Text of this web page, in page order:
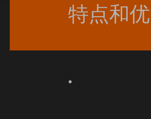
特点和